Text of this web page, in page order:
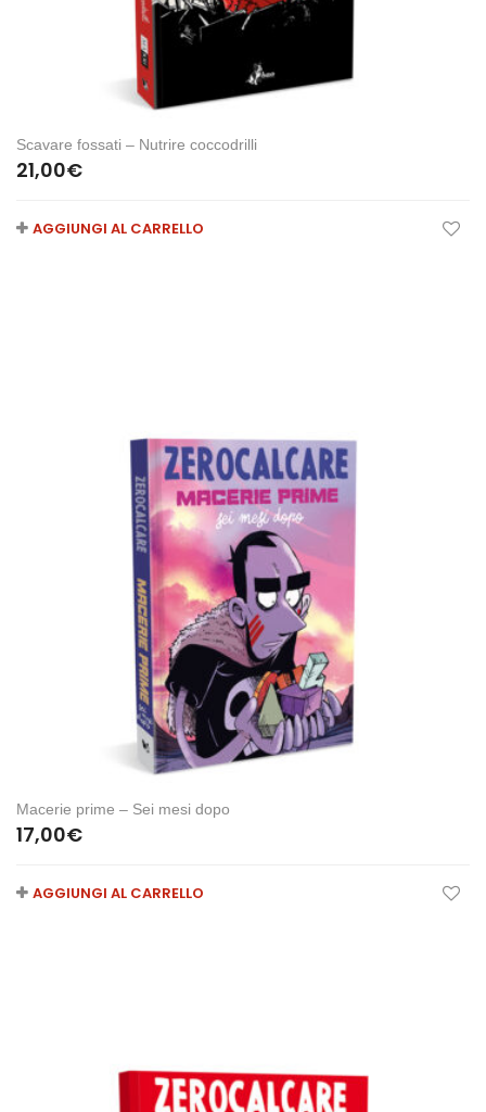
Scavare fossati – Nutrire coccodrilli
21,00€
AGGIUNGI AL CARRELLO
Macerie prime – Sei mesi dopo
17,00€
AGGIUNGI AL CARRELLO